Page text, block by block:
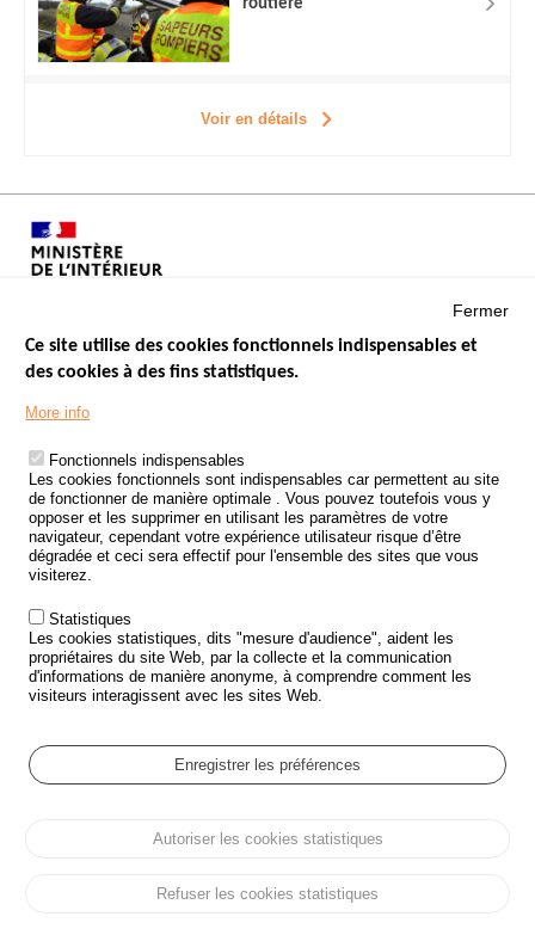
routière
Voir en détails
Menu
Footer
LES SITES PUBLICS
ÉTAT DE L’INSÉCURITÉ ROUTIÈRE
TRAITEMENT DES DONNÉES PERSONNELLES DES ACCIDENTS DE
LA ROUTE
ETUDES ET RECHERCHES
APPEL À PROJETS
POLITIQUE DE SÉCURITÉ ROUTIÈRE
Outils
AGENDA
GLOSSAIRE
Cookie settings
Protection des données personnelles et Cookies
Fermer
Ce site utilise des cookies fonctionnels indispensables et
des cookies à des fins statistiques.
More info
Fonctionnels indispensables
Les cookies fonctionnels sont indispensables car permettent au site
de fonctionner de manière optimale . Vous pouvez toutefois vous y
opposer et les supprimer en utilisant les paramètres de votre
navigateur, cependant votre expérience utilisateur risque d’être
dégradée et ceci sera effectif pour l'ensemble des sites que vous
visiterez.
Statistiques
Les cookies statistiques, dits "mesure d'audience", aident les
propriétaires du site Web, par la collecte et la communication
d'informations de manière anonyme, à comprendre comment les
visiteurs interagissent avec les sites Web.
Enregistrer les préférences
Autoriser les cookies statistiques
Refuser les cookies statistiques